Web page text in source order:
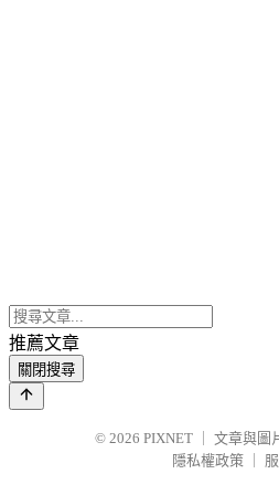
推薦文章
關閉搜尋
© 2026 PIXNET
文章與圖
隱私權政策